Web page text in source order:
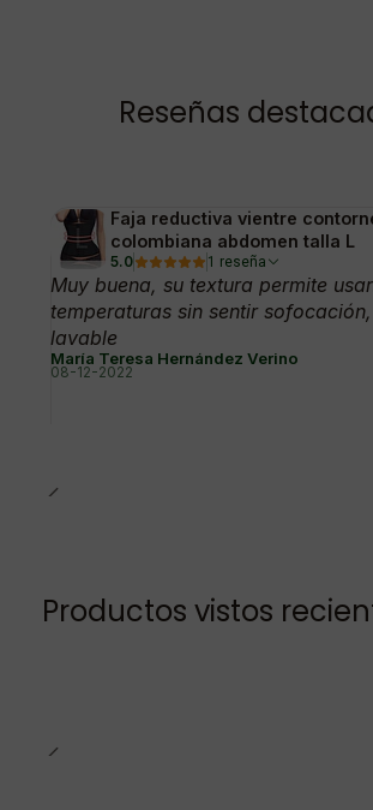
Reseñas
Faja reductiva vientre
colombiana abdomen talla L
5.0 1 reseña
Muy buena, su textura permite
temperaturas sin sentir
lavable
María Teresa Hernández Verino
08-12-2022
Productos vistos